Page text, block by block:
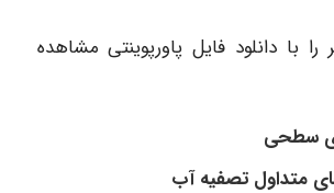
با دانلود فایل پاورپوینتی مشاهده
سطحی
متداول تصفیه آب